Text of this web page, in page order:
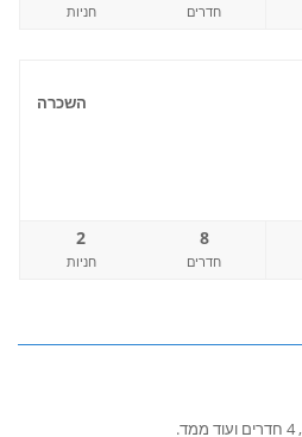
חדרים חניות
השכרה
8
חדרים
2
חניות